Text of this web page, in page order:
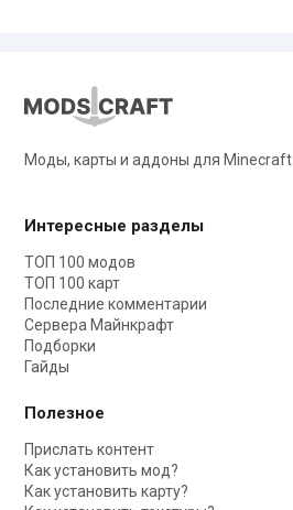
Моды, карты и аддоны для Minecraft
Интересные разделы
ТОП 100 модов
ТОП 100 карт
Последние комментарии
Сервера Майнкрафт
Подборки
Гайды
Полезное
Прислать контент
Как установить мод?
Как установить карту?